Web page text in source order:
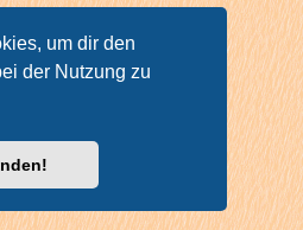
um dir den
der Nutzung zu